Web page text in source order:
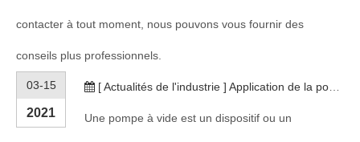
contacter à tout moment, nous pouvons vous fournir des
conseils plus professionnels.
03-15
2021
[Actualités de l'industrie ] Application de la pompe à vide
Une pompe à vide est un dispositif ou un